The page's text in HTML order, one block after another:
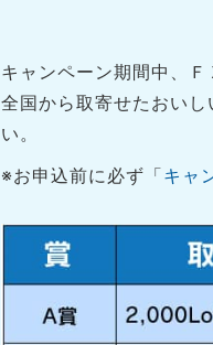
キャンペーン期間中、Ｆ
全国から取寄せたおい
い。
※お申込前に必ず「キャ